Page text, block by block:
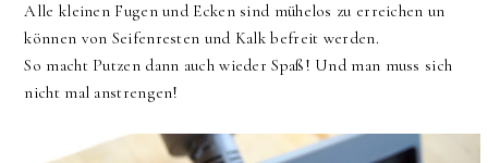
Alle kleinen Fugen und Ecken sind mühelos zu erreichen un
können von Seifenresten und Kalk befreit werden.
So macht Putzen dann auch wieder Spaß! Und man muss sich
nicht mal anstrengen!